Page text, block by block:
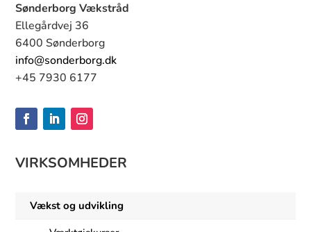
Sønderborg Vækstråd
Ellegårdvej 36
6400 Sønderborg
info@sonderborg.dk
+45 7930 6177
VIRKSOMHEDER
Vækst og udvikling